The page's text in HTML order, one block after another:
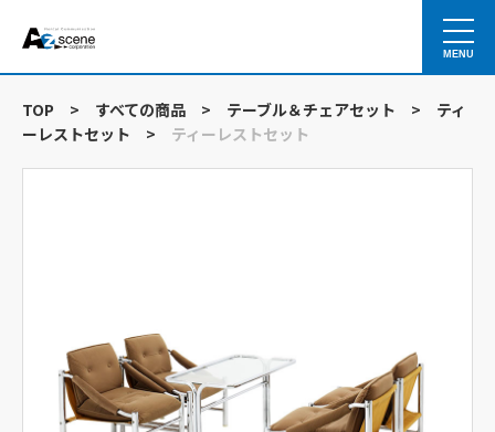
MENU
TOP > すべての商品 > テーブル＆チェアセット >
ティ
ーレストセット
> ティーレストセット